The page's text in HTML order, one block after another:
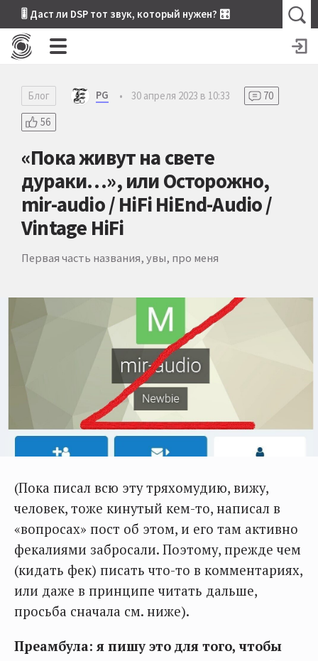
🎚 Даст ли DSP тот звук, который нужен? 🎛
Блог PG • 30 апреля 2023 в 10:33
70
56
«Пока живут на свете
дураки…», или Осторожно,
mir-audio / HiFi HiEnd-Audio /
Vintage HiFi
Первая часть названия, увы, про меня
(Пока писал всю эту тряхомудию, вижу,
человек, тоже кинутый кем-то, написал в
«вопросах» пост об этом, и его там активно
фекалиями забросали. Поэтому, прежде чем
(кидать фек) писать что-то в комментариях,
или даже в принципе читать дальше,
просьба сначала см. ниже).
Преамбула: я пишу это для того, чтобы